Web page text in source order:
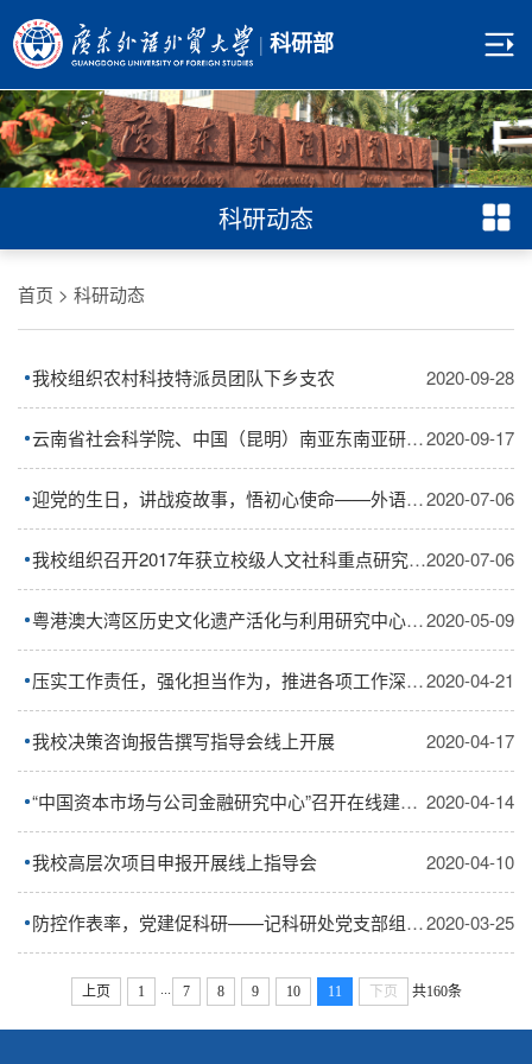
| 科研部
科研动态
首页 > 科研动态
2020-09-28
我校组织农村科技特派员团队下乡支农
2020-09-17
云南省社会科学院、中国（昆明）南亚东南亚研究院宋海啸副处长一行来我校调研
2020-07-06
迎党的生日，讲战疫故事，悟初心使命——外语创新中心党支部开展系列活动庆祝建党99周...
2020-07-06
我校组织召开2017年获立校级人文社科重点研究基地届满评估会
2020-05-09
粤港澳大湾区历史文化遗产活化与利用研究中心召开在线建设研讨会
2020-04-21
压实工作责任，强化担当作为，推进各项工作深入开展
2020-04-17
我校决策咨询报告撰写指导会线上开展
2020-04-14
“中国资本市场与公司金融研究中心”召开在线建设研讨会
2020-04-10
我校高层次项目申报开展线上指导会
2020-03-25
防控作表率，党建促科研——记科研处党支部组织生活会
上页 1 ... 7 8 9 10 11 下页 共160条